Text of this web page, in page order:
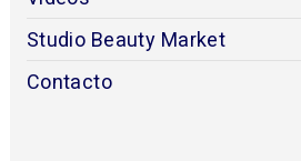
Studio Beauty Market
Contacto